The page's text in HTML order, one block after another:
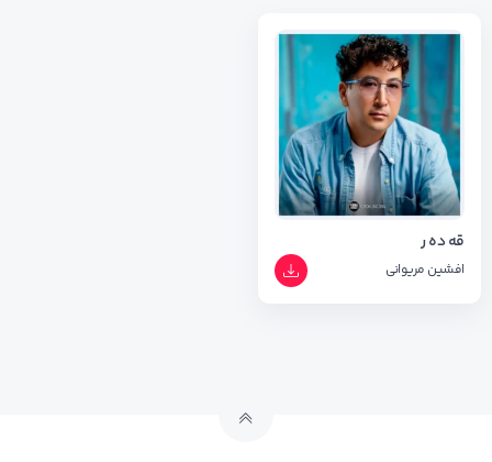
قه ده ر
افشین مریوانی